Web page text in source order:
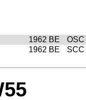
1962 BE
1962 BE